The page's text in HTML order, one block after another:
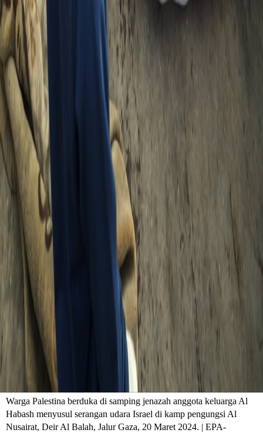
Warga Palestina berduka di samping jenazah anggota keluarga Al
Habash menyusul serangan udara Israel di kamp pengungsi Al
Nusairat, Deir Al Balah, Jalur Gaza, 20 Maret 2024. | EPA-